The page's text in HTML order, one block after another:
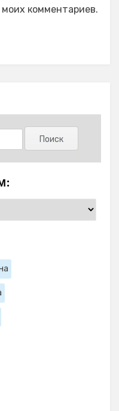
комментариев.